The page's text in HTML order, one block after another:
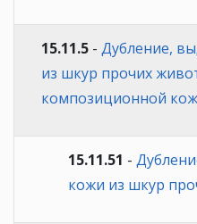
15.11.5 - Дубление,
из шкур прочих
композиционной
15.11.51 -
кожи из шкур